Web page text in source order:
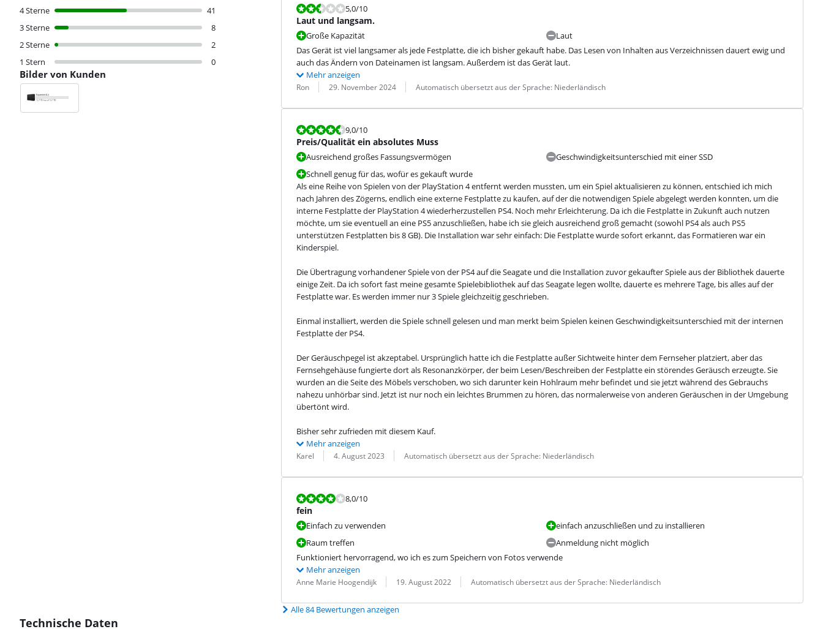
4 Sterne
41
3 Sterne
8
2 Sterne
2
1 Stern
0
Bilder von Kunden
Bewertet mit 5,0 von 10.
5,0/10
Laut und langsam.
Große Kapazität
Laut
Das Gerät ist viel langsamer als jede Festplatte, die ich bisher gekauft habe. Das Lesen von Inhalten aus Verzeichnissen dauert ewig und
auch das Ändern von Dateinamen ist langsam. Außerdem ist das Gerät laut.
Mehr anzeigen
Bewertung von:
Ron
Datum: 29. November 2024
Übersetzung: Automatisch übersetzt aus der Sprache: Niederländisch
Bewertet mit 9,0 von 10.
9,0/10
Preis/Qualität ein absolutes Muss
Ausreichend großes Fassungsvermögen
Schnell genug für das, wofür es gekauft wurde
Geschwindigkeitsunterschied mit einer SSD
Als eine Reihe von Spielen von der PlayStation 4 entfernt werden mussten, um ein Spiel aktualisieren zu können, entschied ich mich
nach Jahren des Zögerns, endlich eine externe Festplatte zu kaufen, auf der die notwendigen Spiele abgelegt werden konnten, um die
interne Festplatte der PlayStation 4 wiederherzustellen PS4. Noch mehr Erleichterung. Da ich die Festplatte in Zukunft auch nutzen
möchte, um sie eventuell an eine PS5 anzuschließen, habe ich sie gleich ausreichend groß gemacht (sowohl PS4 als auch PS5
unterstützen Festplatten bis 8 GB). Die Installation war sehr einfach: Die Festplatte wurde sofort erkannt, das Formatieren war ein
Kinderspiel.
Die Übertragung vorhandener Spiele von der PS4 auf die Seagate und die Installation zuvor gekaufter Spiele aus der Bibliothek dauerte
einige Zeit. Da ich sofort fast meine gesamte Spielebibliothek auf das Seagate legen wollte, dauerte es mehrere Tage, bis alles auf der
Festplatte war. Es werden immer nur 3 Spiele gleichzeitig geschrieben.
Einmal installiert, werden die Spiele schnell gelesen und man merkt beim Spielen keinen Geschwindigkeitsunterschied mit der internen
Festplatte der PS4.
Der Geräuschpegel ist akzeptabel. Ursprünglich hatte ich die Festplatte außer Sichtweite hinter dem Fernseher platziert, aber das
Fernsehgehäuse fungierte dort als Resonanzkörper, der beim Lesen/Beschreiben der Festplatte ein störendes Geräusch erzeugte. Sie
wurden an die Seite des Möbels verschoben, wo sich darunter kein Hohlraum mehr befindet und sie jetzt während des Gebrauchs
nahezu unhörbar sind. Jetzt ist nur noch ein leichtes Brummen zu hören, das normalerweise von anderen Geräuschen in der Umgebung
übertönt wird.
Bisher sehr zufrieden mit diesem Kauf.
Mehr anzeigen
Bewertung von:
Karel
Datum: 4. August 2023
Übersetzung: Automatisch übersetzt aus der Sprache: Niederländisch
Bewertet mit 8,0 von 10.
8,0/10
fein
Einfach zu verwenden
Raum treffen
einfach anzuschließen und zu installieren
Anmeldung nicht möglich
Funktioniert hervorragend, wo ich es zum Speichern von Fotos verwende
Mehr anzeigen
Bewertung von:
Anne Marie Hoogendijk
Datum: 19. August 2022
Übersetzung: Automatisch übersetzt aus der Sprache: Niederländisch
Alle 84 Bewertungen anzeigen
Technische Daten